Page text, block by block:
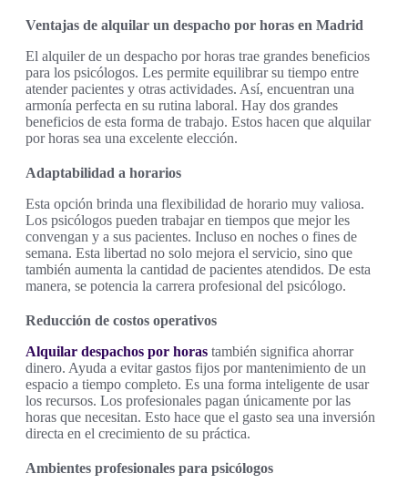
Ventajas de alquilar un despacho por horas en Madrid
El alquiler de un despacho por horas trae grandes beneficios
para los psicólogos. Les permite equilibrar su tiempo entre
atender pacientes y otras actividades. Así, encuentran una
armonía perfecta en su rutina laboral. Hay dos grandes
beneficios de esta forma de trabajo. Estos hacen que alquilar
por horas sea una excelente elección.
Adaptabilidad a horarios
Esta opción brinda una flexibilidad de horario muy valiosa.
Los psicólogos pueden trabajar en tiempos que mejor les
convengan y a sus pacientes. Incluso en noches o fines de
semana. Esta libertad no solo mejora el servicio, sino que
también aumenta la cantidad de pacientes atendidos. De esta
manera, se potencia la carrera profesional del psicólogo.
Reducción de costos operativos
Alquilar despachos por horas también significa ahorrar
dinero. Ayuda a evitar gastos fijos por mantenimiento de un
espacio a tiempo completo. Es una forma inteligente de usar
los recursos. Los profesionales pagan únicamente por las
horas que necesitan. Esto hace que el gasto sea una inversión
directa en el crecimiento de su práctica.
Ambientes profesionales para psicólogos